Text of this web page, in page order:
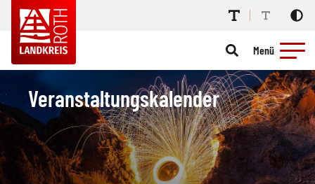
Menü
Veranstaltungskalender